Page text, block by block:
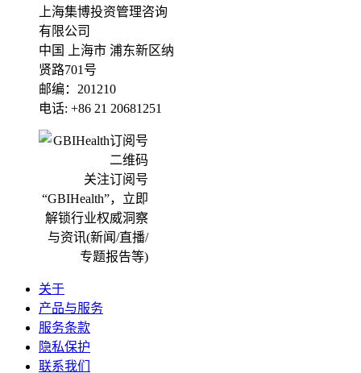
上海集博投资管理咨询
有限公司
中国 上海市 浦东新区纳
贤路701号
邮编：201210
电话: +86 21 20681251
关注订阅号
“GBIHealth”，立即
解锁行业权威洞察
与资讯(新闻/直播/
专题报告等)
关于
产品与服务
服务条款
隐私保护
联系我们